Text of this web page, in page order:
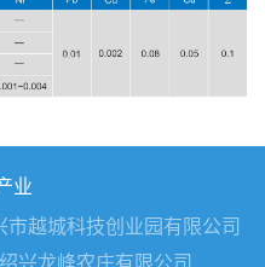
业
市越城科技创业园有限公司